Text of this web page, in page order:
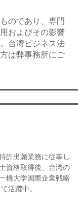
のであり、専門
およびその影響
台湾ビジネス法
は弊事務所にご
許出願業務に従事し
資格取得後、台湾の
橋大学国際企業戦略
活躍中。